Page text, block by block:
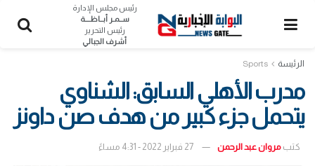
رئيس مجلس الإدارة
ســمـر أبــاظــــة
رئيس التحرير
أشرف الجبالي
الرئيسة Sports
مدرب الأهلي السابق: الشناوي
يتحمل جزء كبير من هدف صن داونز
كتب مروان عبد الرحمن 27 فبراير 2022 - 4:31 مساءً